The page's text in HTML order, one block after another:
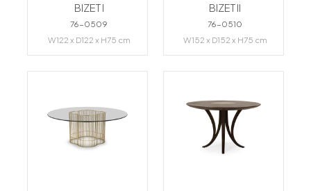
BIZET I
76-0509
W122 x D122 x H75 cm
BIZET II
76-0510
W152 x D152 x H75 cm